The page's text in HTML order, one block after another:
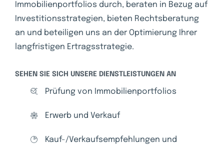
Immobilienportfolios durch, beraten in Bezug auf
Investitionsstrategien, bieten Rechtsberatung
an und beteiligen uns an der Optimierung Ihrer
langfristigen Ertragsstrategie.
SEHEN SIE SICH UNSERE DIENSTLEISTUNGEN AN
Prüfung von Immobilienportfolios
Erwerb und Verkauf
Kauf-/Verkaufsempfehlungen und